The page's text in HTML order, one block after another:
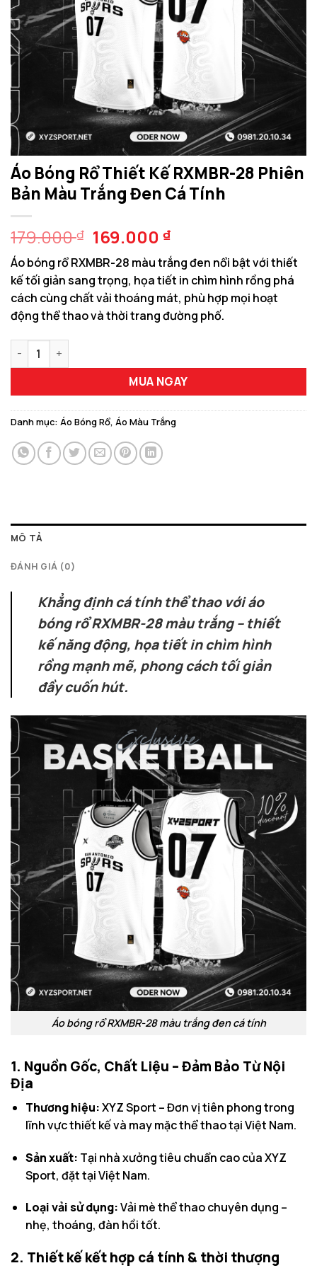
Áo Bóng Rổ Thiết Kế RXMBR-28 Phiên
Bản Màu Trắng Đen Cá Tính
179.000₫ Giá
gốc
là:
179.000 ₫.
169.000₫Giá
hiện
tại
là:
169.000 ₫.
Áo bóng rổ RXMBR-28 màu trắng đen nổi bật với thiết
kế tối giản sang trọng, họa tiết in chìm hình rồng phá
cách cùng chất vải thoáng mát, phù hợp mọi hoạt
động thể thao và thời trang đường phố.
Áo Bóng Rổ Thiết Kế RXMBR-28 Phiên Bản Màu Trắng Đen Cá
MUA NGAY
Danh mục: Áo Bóng Rổ, Áo Màu Trắng
MÔ TẢ
ĐÁNH GIÁ (0)
Khẳng định cá tính thể thao với áo
bóng rổ RXMBR-28 màu trắng – thiết
kế năng động, họa tiết in chìm hình
rồng mạnh mẽ, phong cách tối giản
đầy cuốn hút.
Áo bóng rổ RXMBR-28 màu trắng đen cá tính
1. Nguồn Gốc, Chất Liệu – Đảm Bảo Từ Nội
Địa
Thương hiệu:XYZ Sport – Đơn vị tiên phong trong
lĩnh vực thiết kế và may mặc thể thao tại Việt Nam.
Sản xuất: Tại nhà xưởng tiêu chuẩn cao của XYZ
Sport, đặt tại Việt Nam.
Loại vải sử dụng:Vải mè thể thao chuyên dụng –
nhẹ, thoáng, đàn hồi tốt.
2. Thiết kế kết hợp cá tính & thời thượng